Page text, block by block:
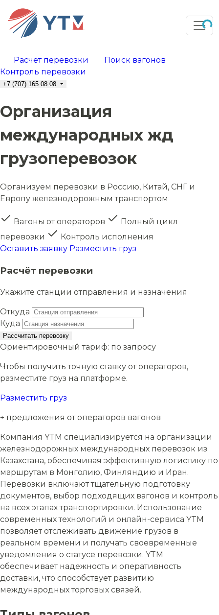
Расчет перевозки
Поиск вагонов
Контроль перевозки
+7 (707) 165 08 08
Организация
международных жд
грузоперевозок
Организуем перевозки в Россию, Китай, СНГ и
Европу железнодорожным транспортом
Вагоны от операторов
Полный цикл
перевозки
Контроль исполнения
Оставить заявку Разместить груз
Расчёт перевозки
Укажите станции отправления и назначения
Откуда
Куда
Рассчитать перевозку
Ориентировочный тариф: по запросу
Чтобы получить точную ставку от операторов,
разместите груз на платформе.
Разместить груз
+ предложения от операторов вагонов
Компания YTM специализируется на организации
железнодорожных международных перевозок из
Казахстана, обеспечивая эффективную логистику по
маршрутам в Монголию, Финляндию и Иран.
Перевозки включают тщательную подготовку
документов, выбор подходящих вагонов и контроль
на всех этапах транспортировки. Использование
современных технологий и онлайн-сервиса YTM
позволяет отслеживать движение грузов в
реальном времени и получать своевременные
уведомления о статусе перевозки. YTM
обеспечивает надежность и оперативность
доставки, что способствует развитию
международных торговых связей.